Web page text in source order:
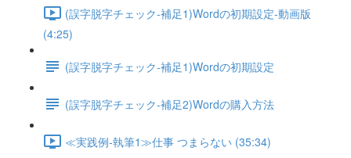
(誤字脱字チェック-補足1)Wordの初期設定-動画版
(4:25)
(誤字脱字チェック-補足1)Wordの初期設定
(誤字脱字チェック-補足2)Wordの購入方法
≪実践例-執筆1≫仕事 つまらない (35:34)